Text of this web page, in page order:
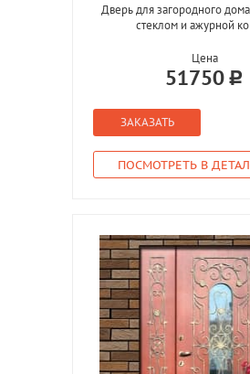
Дверь для загородного
стеклом и ажурной
Цена
51750
ЗАКАЗАТЬ
ПОСМОТРЕТЬ В